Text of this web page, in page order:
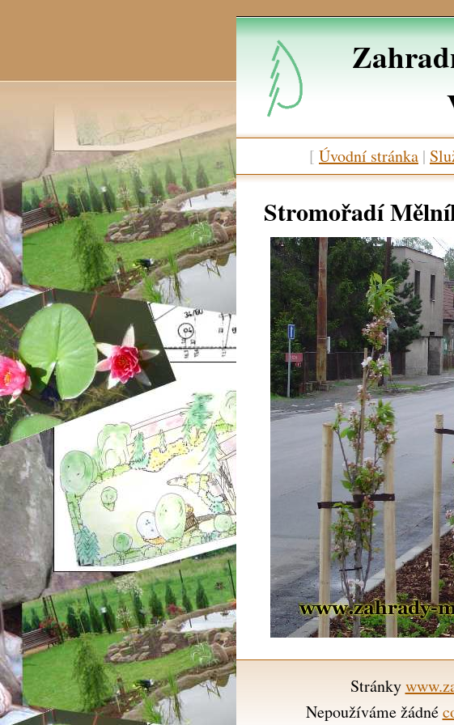
[ Úvodní stránka |
Stromořadí
Stránky
Nepoužíváme žádné